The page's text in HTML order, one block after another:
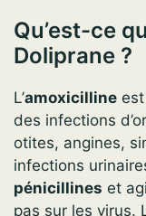
Qu’est-ce
Doliprane ?
L’amoxicilline
des infections
otites, angines,
infections
pénicillines et
pas sur les virus.